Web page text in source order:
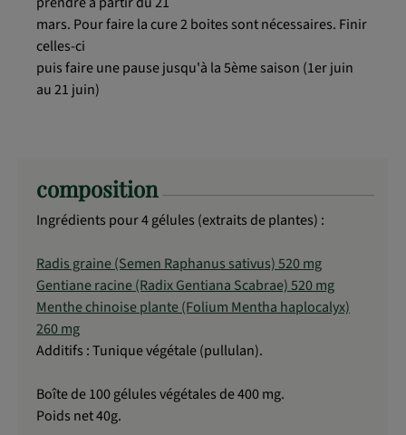
mars. Pour faire la cure 2 boites sont nécessaires. Finir
celles-ci
puis faire une pause jusqu'à la 5ème saison (1er juin
au 21 juin)
composition
Ingrédients pour 4 gélules (extraits de plantes) :
Radis graine (Semen Raphanus sativus) 520 mg
Gentiane racine (Radix Gentiana Scabrae) 520 mg
Menthe chinoise plante (Folium Mentha haplocalyx)
260 mg
Additifs : Tunique végétale (pullulan).
Boîte de 100 gélules végétales de 400 mg.
Poids net 40g.